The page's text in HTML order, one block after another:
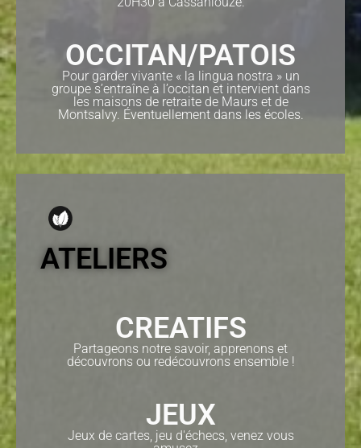
OCCITAN/PATOIS
Pour garder vivante « la lingua nostra » un
groupe s’entraîne à l’occitan et intervient dans
les maisons de retraite de Maurs et de
Montsalvy. Éventuellement dans les écoles.
ATELIERS
CREATIFS
Partageons notre savoir, apprenons et
découvrons ou redécouvrons ensemble !
JEUX
Jeux de cartes, jeu d'échecs, venez vous